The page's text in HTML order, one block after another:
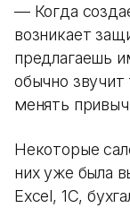
— Когда
возникает
предлагаешь
обычно звучит
менять
Некоторые
них уже была
Excel, 1С,